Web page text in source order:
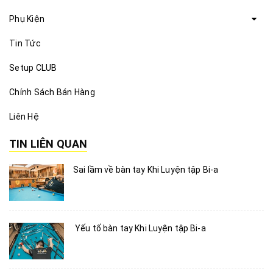
Phụ Kiện
Tin Tức
Setup CLUB
Chính Sách Bán Hàng
Liên Hệ
TIN LIÊN QUAN
Sai lầm về bàn tay Khi Luyện tập Bi-a
Yếu tố bàn tay Khi Luyện tập Bi-a